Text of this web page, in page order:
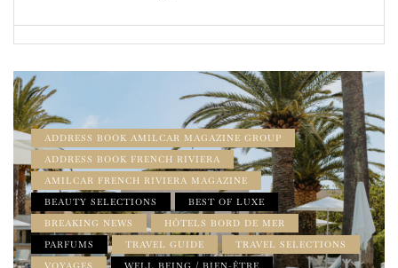
ADDRESS BOOK AMILCAR MAGAZINE GROUP
ADDRESS BOOK FRENCH RIVIERA
AMILCAR FRENCH RIVIERA MAGAZINE
BEAUTY SELECTIONS
BEST OF LUXE
BREAKING NEWS
HÔTELS BORD DE MER
PARFUMS
TRAVEL GUIDE
TRAVEL SELECTIONS
VOYAGES
WELL BEING / BIEN-ÊTRE